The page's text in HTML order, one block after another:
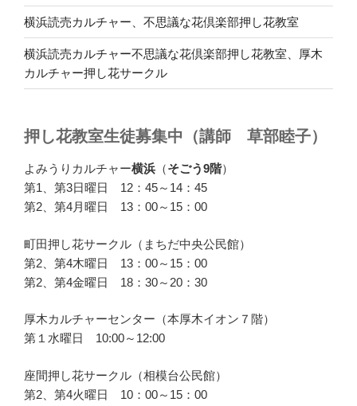
横浜読売カルチャー、不思議な花倶楽部押し花教室
横浜読売カルチャー不思議な花倶楽部押し花教室、厚木
カルチャー押し花サークル
押し花教室生徒募集中（講師 草部睦子）
よみうりカルチャー横浜 （そごう9階）
第1、第3日曜日 12：45～14：45
第2、第4月曜日 13：00～15：00
町田押し花サークル（まちだ中央公民館）
第2、第4木曜日 13：00～15：00
第2、第4金曜日 18：30～20：30
厚木カルチャーセンター（本厚木イオン７階）
第１水曜日 10:00～12:00
座間押し花サークル（相模台公民館）
第2、第4火曜日 10：00～15：00